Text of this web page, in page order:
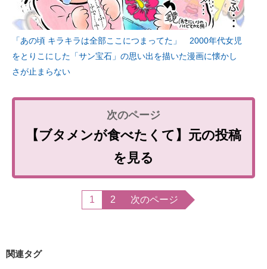
「あの頃 キラキラは全部ここにつまってた」 2000年代女児
をとりこにした「サン宝石」の思い出を描いた漫画に懐かし
さが止まらない
【ブタメンが食べたくて】元の投稿
を見る
1 2 次のページ
関連タグ